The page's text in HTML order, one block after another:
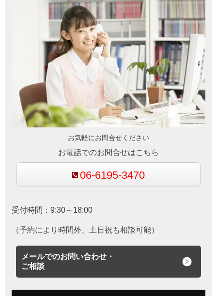
お気軽にお問合せください
お電話でのお問合せはこちら
06-6195-3470
受付時間：9:30～18:00
（予約により時間外、土日祝も相談可能）
メールでのお問い合わせ・
ご相談